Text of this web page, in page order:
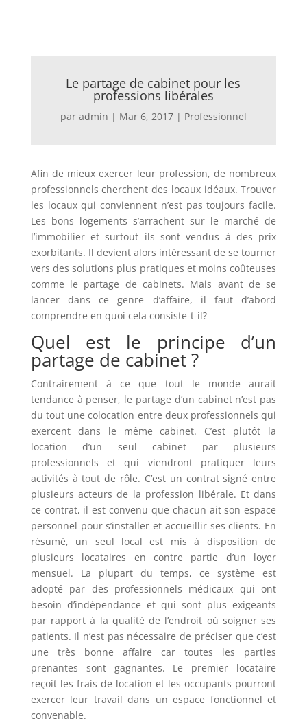
Le partage de cabinet pour les
professions libérales
par admin | Mar 6, 2017| Professionnel
Afin de mieux exercer leur profession, de nombreux
professionnels cherchent des locaux idéaux. Trouver
les locaux qui conviennent n’est pas toujours facile.
Les bons logements s’arrachent sur le marché de
l’immobilier et surtout ils sont vendus à des prix
exorbitants. Il devient alors intéressant de se tourner
vers des solutions plus pratiques et moins coûteuses
comme le partage de cabinets. Mais avant de se
lancer dans ce genre d’affaire, il faut d’abord
comprendre en quoi cela consiste-t-il?
Quel est le principe d’un
partage de cabinet ?
Contrairement à ce que tout le monde aurait
tendance à penser, le partage d’un cabinet n’est pas
du tout une colocation entre deux professionnels qui
exercent dans le même cabinet. C’est plutôt la
location d’un seul cabinet par plusieurs
professionnels et qui viendront pratiquer leurs
activités à tout de rôle. C’est un contrat signé entre
plusieurs acteurs de la profession libérale. Et dans
ce contrat, il est convenu que chacun ait son espace
personnel pour s’installer et accueillir ses clients. En
résumé, un seul local est mis à disposition de
plusieurs locataires en contre partie d’un loyer
mensuel. La plupart du temps, ce système est
adopté par des professionnels médicaux qui ont
besoin d’indépendance et qui sont plus exigeants
par rapport à la qualité de l’endroit où soigner ses
patients. Il n’est pas nécessaire de préciser que c’est
une très bonne affaire car toutes les parties
prenantes sont gagnantes. Le premier locataire
reçoit les frais de location et les occupants pourront
exercer leur travail dans un espace fonctionnel et
convenable.